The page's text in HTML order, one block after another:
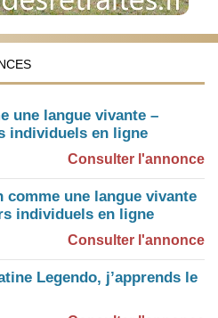
une langue vivante –
individuels en ligne
Consulter l'annonce
comme une langue vivante
individuels en ligne
Consulter l'annonce
Legendo, j’apprends le